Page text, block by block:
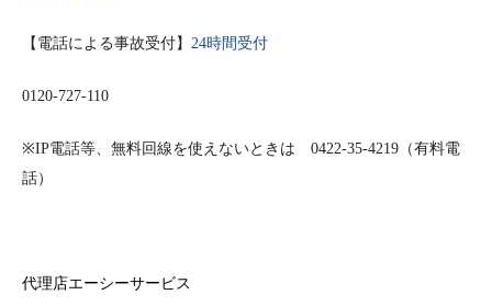
【電話による事故受付】 24時間受付
0120-727-110
※IP電話等、無料回線を使えないときは 0422-35-4219 （有料電
話）
代理店エーシーサービス